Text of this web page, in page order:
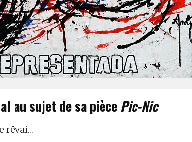
au sujet de sa pièce Pic-Nic
rêvai…